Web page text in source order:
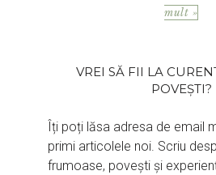
mult »
VREI SĂ FII LA
POVEȘTI?
Îți poți lăsa adresa de email
primi articolele noi. Scriu
frumoase, povești și